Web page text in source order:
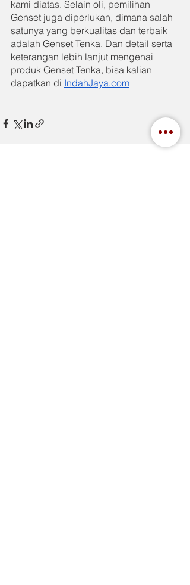
kami diatas. Selain oli, pemilihan
Genset juga diperlukan, dimana salah
satunya yang berkualitas dan terbaik
adalah Genset Tenka. Dan detail serta
keterangan lebih lanjut mengenai
produk Genset Tenka, bisa kalian
dapatkan di IndahJaya.com